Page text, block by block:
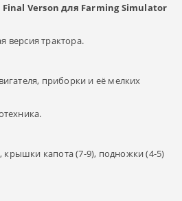
Final Verson для Farming Simulator
версия трактора.
приборки и её мелких
крышки капота (7-9), подножки (4-5)